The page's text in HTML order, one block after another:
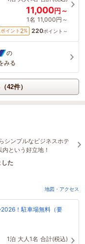
11,000円～
1名 11,000円～
ポイント 2% 220ポイント～
の
みる
42件）
シンプルなビジネスホテ
という好立地！
す
地図・アクセス
！駐車場無料（要
1泊 大人1名 合計(税込)